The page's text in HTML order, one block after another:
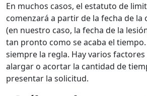
En muchos casos, el estatuto de
comenzará a partir de la fecha de la
(en nuestro caso, la fecha de la
tan pronto como se acaba el
siempre la regla. Hay varios
alargar o acortar la cantidad de
presentar la solicitud.